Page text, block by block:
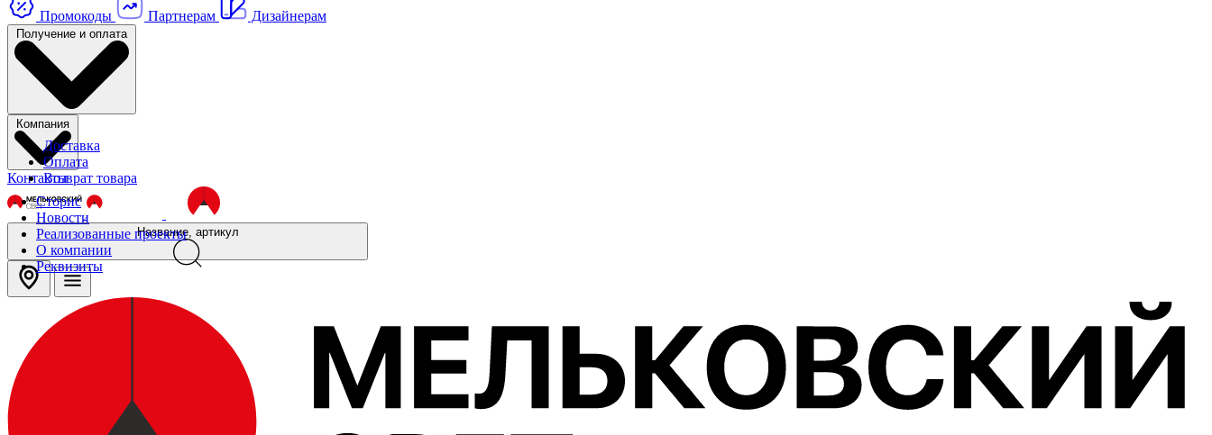
Промокоды Партнерам Дизайнерам
Получение и оплата
Доставка
Оплата
Возврат товара
Компания
Сторис
Новости
Реализованные проекты
О компании
Реквизиты
Контакты
Название, артикул